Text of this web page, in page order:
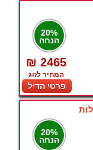
20%
הנחה
₪ 2465
המחיר לזוג
פרטי הדיל
20%
הנחה